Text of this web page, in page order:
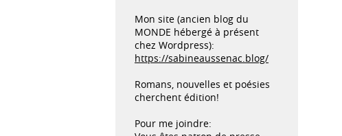
Mon site (ancien blog du
MONDE hébergé à présent
chez Wordpress):
https://sabineaussenac.blog/
Romans, nouvelles et poésies
cherchent édition!
Pour me joindre: